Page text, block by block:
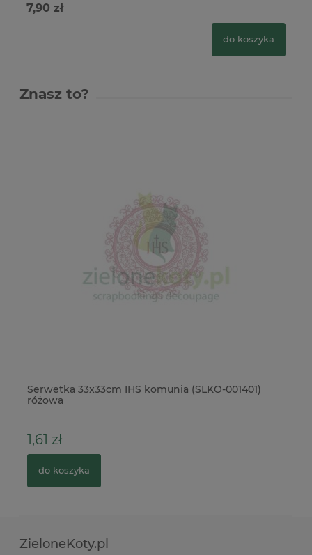
7,90 zł
do koszyka
Znasz to?
Serwetka 33x33cm IHS komunia (SLKO-001401)
różowa
1,61 zł
do koszyka
ZieloneKoty.pl